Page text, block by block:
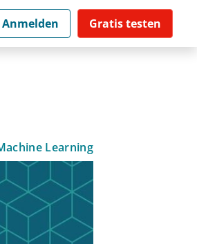
Anmelden Gratis testen
Learning